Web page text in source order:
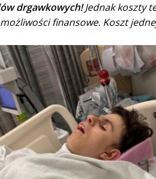
drgawkowych!Jednak koszty
finansowe. Koszt